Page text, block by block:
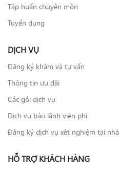
Tập huấn chuyên môn
Tuyển dụng
DỊCH VỤ
Đăng ký khám và tư vấn
Thông tin ưu đãi
Các gói dịch vụ
Dịch vụ bảo lãnh viện phí
Đăng ký dịch vụ xét nghiệm tại nhà
HỖ TRỢ KHÁCH HÀNG